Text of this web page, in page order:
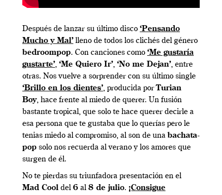
Después de lanzar su último disco ‘Pensando
Mucho y Mal’ lleno de todos los clichés del género
bedroompop. Con canciones como ‘Me gustaría
gustarte’, ‘Me Quiero Ir’, ‘No me Dejan’, entre
otras. Nos vuelve a sorprender con su último single
‘Brillo en los dientes’, producida porTurian
Boy, hace frente al miedo de querer. Un fusión
bastante tropical, que solo te hace querer decirle a
esa persona que te gustaba que lo querías pero le
tenias miedo al compromiso, al son de una bachata-
pop solo nos recuerda al verano y los amores que
surgen de él.
No te pierdas su triunfadora presentación en el
Mad Cool del 6 al 8 de julio. ¡Consigue